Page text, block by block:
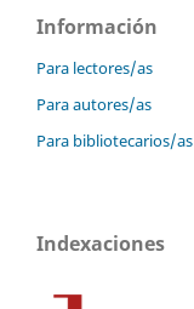
Información
Para lectores/as
Para autores/as
Para bibliotecarios/as
Indexaciones